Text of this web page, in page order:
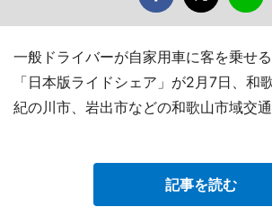
一般ドライバーが自家用車に客を乗せ
「日本版ライドシェア」が2月7日、和
紀の川市、岩出市などの和歌山市域交通
記事を読む